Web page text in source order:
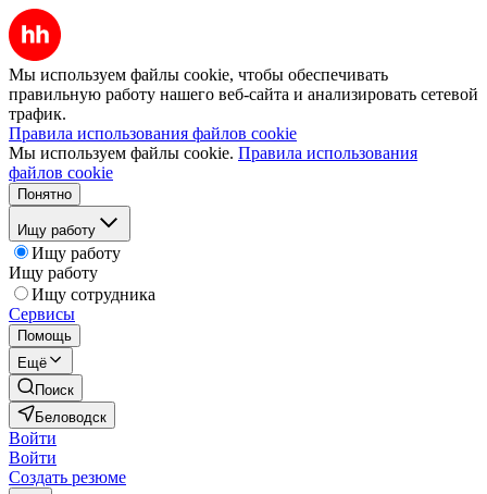
Мы используем файлы cookie, чтобы обеспечивать
правильную работу нашего веб-сайта и анализировать сетевой
трафик.
Правила использования файлов cookie
Мы используем файлы cookie. Правила использования
файлов cookie
Понятно
Ищу работу
Ищу работу
Ищу работу
Ищу сотрудника
Сервисы
Помощь
Ещё
Поиск
Беловодск
Войти
Войти
Создать резюме